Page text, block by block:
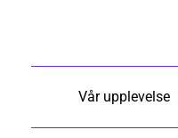
Vår upplevelse